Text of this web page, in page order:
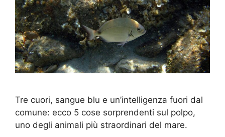
Tre cuori, sangue blu e un’intelligenza fuori dal
comune: ecco 5 cose sorprendenti sul polpo,
uno degli animali più straordinari del mare.